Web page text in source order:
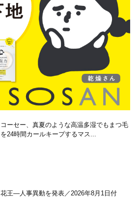
コーセー、真夏のような高温多湿でもまつ毛
を24時間カールキープするマス...
花王―人事異動を発表／2026年8月1日付